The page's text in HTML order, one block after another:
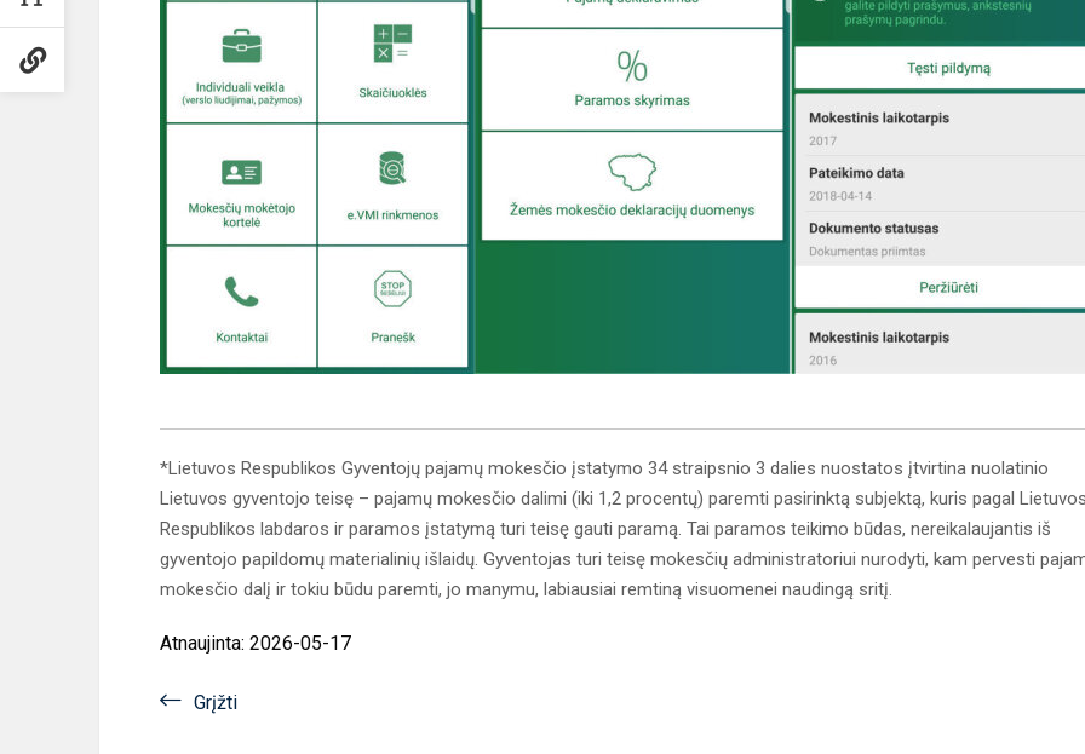
*Lietuvos Respublikos Gyventojų pajamų mokesčio įstatymo 34 straipsnio 3 dalies nuostatos įtvirtina nuolatinio
Lietuvos gyventojo teisę – pajamų mokesčio dalimi (iki 1,2 procentų) paremti pasirinktą subjektą, kuris pagal
Respublikos labdaros ir paramos įstatymą turi teisę gauti paramą. Tai paramos teikimo būdas, nereikalaujantis iš
gyventojo papildomų materialinių išlaidų. Gyventojas turi teisę mokesčių administratoriui nurodyti, kam pervesti
mokesčio dalį ir tokiu būdu paremti, jo manymu, labiausiai remtiną visuomenei naudingą sritį.
Atnaujinta: 2026-05-17
Grįžti